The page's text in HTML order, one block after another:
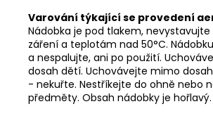
Varování týkající se provedení
Nádobka je pod tlakem,
záření a teplotám nad 50°C.
a nespalujte, ani po použití.
dosah dětí. Uchovávejte mimo
- nekuřte. Nestříkejte do ohně nebo
předměty. Obsah nádobky je hořlavý.